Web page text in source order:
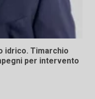
idrico. Timarchio
per intervento